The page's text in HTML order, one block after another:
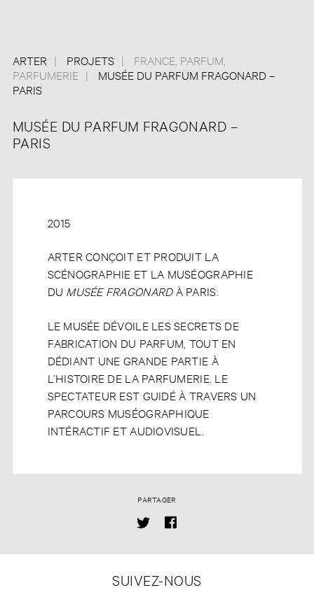
ARTER PROJETS FRANCE, PARFUM
PARFUMERIE
MUSÉE DU PARFUM FRAGONARD –
PARIS
MUSÉE DU PARFUM FRAGONARD –
PARIS
2015
ARTER CONÇOIT ET PRODUIT LA
SCÉNOGRAPHIE ET LA MUSÉOGRAPHIE
DU MUSÉE FRAGONARDÀ PARIS.
LE MUSÉE DÉVOILE LES SECRETS DE
FABRICATION DU PARFUM, TOUT EN
DÉDIANT UNE GRANDE PARTIE À
L’HISTOIRE DE LA PARFUMERIE. LE
SPECTATEUR EST GUIDÉ À TRAVERS UN
PARCOURS MUSÉOGRAPHIQUE
INTÉRACTIF ET AUDIOVISUEL.
PARTAGER
SUIVEZ-NOUS